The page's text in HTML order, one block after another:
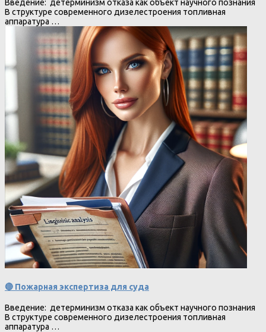
Введение: детерминизм отказа как объект научного познания
В структуре современного дизелестроения топливная
аппаратура …
🔴 Пожарная экспертиза для суда
Введение: детерминизм отказа как объект научного познания
В структуре современного дизелестроения топливная
аппаратура …